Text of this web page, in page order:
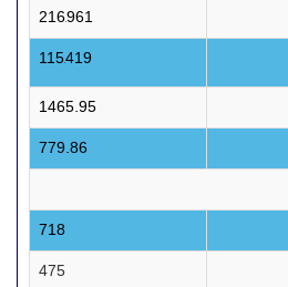
216,961
115,419
1465.95
779.86
718
475